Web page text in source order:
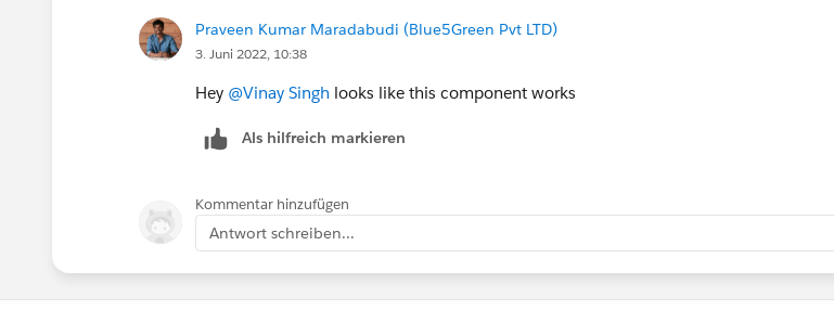
Praveen Kumar Maradabudi (Blue5Green Pvt LTD)
3. Juni 2022, 10:38
Hey @Vinay Singh looks like this component works
Als hilfreich markieren
Kommentar hinzufügen
Antwort schreiben...